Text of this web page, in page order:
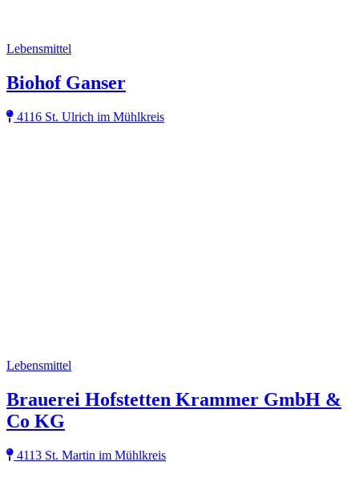
Lebensmittel
Biohof Ganser
4116 St. Ulrich im Mühlkreis
Lebensmittel
Brauerei Hofstetten Krammer GmbH &
Co KG
4113 St. Martin im Mühlkreis